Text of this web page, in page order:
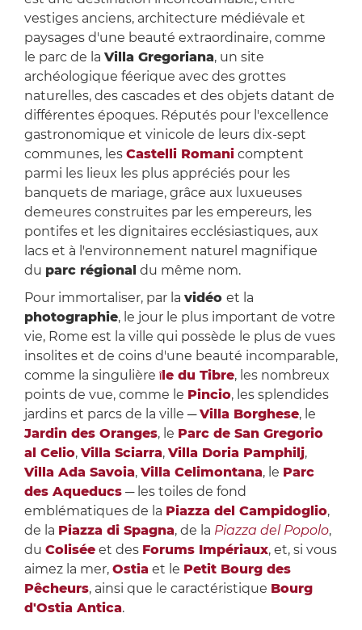
vestiges anciens, architecture médiévale et
paysages d'une beauté extraordinaire, comme
le parc de la Villa Gregoriana, un site
archéologique féerique avec des grottes
naturelles, des cascades et des objets datant de
différentes époques. Réputés pour l'excellence
gastronomique et vinicole de leurs dix-sept
communes, les Castelli Romanicomptent
parmi les lieux les plus appréciés pour les
banquets de mariage, grâce aux luxueuses
demeures construites par les empereurs, les
pontifes et les dignitaires ecclésiastiques, aux
lacs et à l'environnement naturel magnifique
du parc régional du même nom.
Pour immortaliser, par la vidéo et la
photographie, le jour le plus important de votre
vie, Rome est la ville qui possède le plus de vues
insolites et de coins d'une beauté incomparable,
comme la singulière le du Tibre, les nombreux
points de vue, comme le Pincio, les splendides
jardins et parcs de la ville ─Villa Borghese, le
Jardin des Oranges, le Parc de San Gregorio
al Celio, Villa Sciarra, Villa Doria Pamphilj,
Villa Ada Savoia, Villa Celimontana, le Parc
des Aqueducs─ les toiles de fond
emblématiques de la Piazza del Campidoglio,
de la Piazza di Spagna, de la Piazza del Popolo,
du Coliséeet des Forums Impériaux, et, si vous
aimez la mer, Ostiaet le Petit Bourg des
Pêcheurs, ainsi que le caractéristique Bourg
d'Ostia Antica.